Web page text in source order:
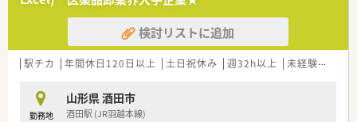
・・＊ やりがい/おすすめポイント ＊・・
■医薬品卸のリーディングカンパニーで、日本の医療流通を支え
る重要な仕事です。
■管理薬剤師として品質管理や社員教育など、幅広い業務に携わ
■年間休日124日で残業も少なく、仕事と生活の調和を図りやす
い環境が魅力です。
検討リストに追加
駅チカ 年間休日120日以上 土日祝休み 週32h以上 未経験可
勤務地
山形県 酒田市
酒田駅 (JR羽越本線)